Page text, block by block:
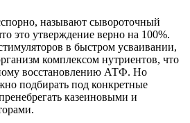
называют сывороточный
это утверждение верно на 100%.
в быстром усваивании,
комплексом нутриентов, что
восстановлению АТФ. Но
подбирать под конкретные
казеиновыми и